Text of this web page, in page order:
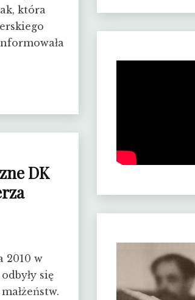
która
DK
2010 w
się